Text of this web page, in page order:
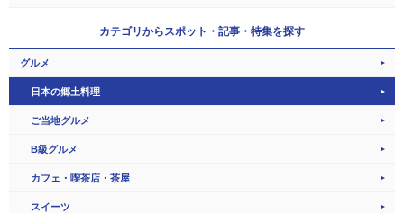
カテゴリからスポット・記事・特集を探す
グルメ
日本の郷土料理
ご当地グルメ
B級グルメ
カフェ・喫茶店・茶屋
スイーツ